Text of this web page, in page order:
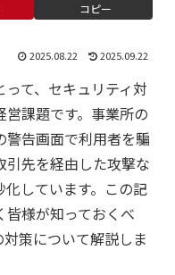
コピー
2025.08.22 2025.09.22
て、セキュリティ対
課題です。事業所の
警告画面で利用者を騙
引先を経由した攻撃な
しています。この記
様が知っておくべ
策について解説しま